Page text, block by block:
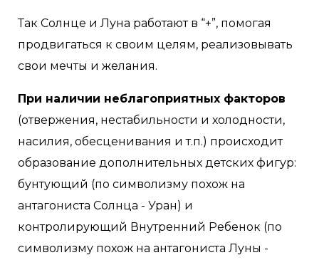
Так Солнце и Луна работают в “+”, помогая
продвигаться к своим целям, реализовывать
свои мечты и желания.
При наличии неблагоприятных факторов
(отвержения, нестабильности и холодности,
насилия, обесценивания и т.п.) происходит
образование дополнительных детских фигур:
бунтующий (по символизму похож на
антагониста Солнца - Уран) и
контролирующий Внутренний Ребенок (по
символизму похож на антагониста Луны -